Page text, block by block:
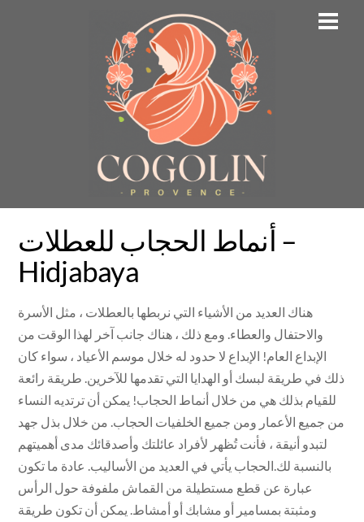
أنماط الحجاب للعطلات –
Hidjabaya
هناك العديد من الأشياء التي نربطها بالعطلات ، مثل الأسرة
والاحتفال والعطاء. ومع ذلك ، هناك جانب آخر لهذا الوقت من
الإبداع العام! الإبداع لا حدود له خلال موسم الأعياد ، سواء كان
ذلك في طريقة لبسك أو الهدايا التي تقدمها للآخرين. طريقة رائعة
للقيام بذلك هي من خلال أنماط الحجاب! يمكن أن ترتديه النساء
من جميع الأعمار ومن جميع الخلفيات الحجاب. من خلال بذل جهد
لتبدو أنيقة ، فأنت تُظهر لأفراد عائلتك وأصدقائك مدى أهميتهم
بالنسبة لك.الحجاب يأتي في العديد من الأساليب. عادة ما تكون
عبارة عن قطع مستطيلة من القماش ملفوفة حول الرأس
ومثبتة بمسامير أو مشابك أو أمشاط. يمكن أن تكون طريقة